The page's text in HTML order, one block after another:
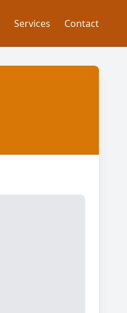
Services Contact